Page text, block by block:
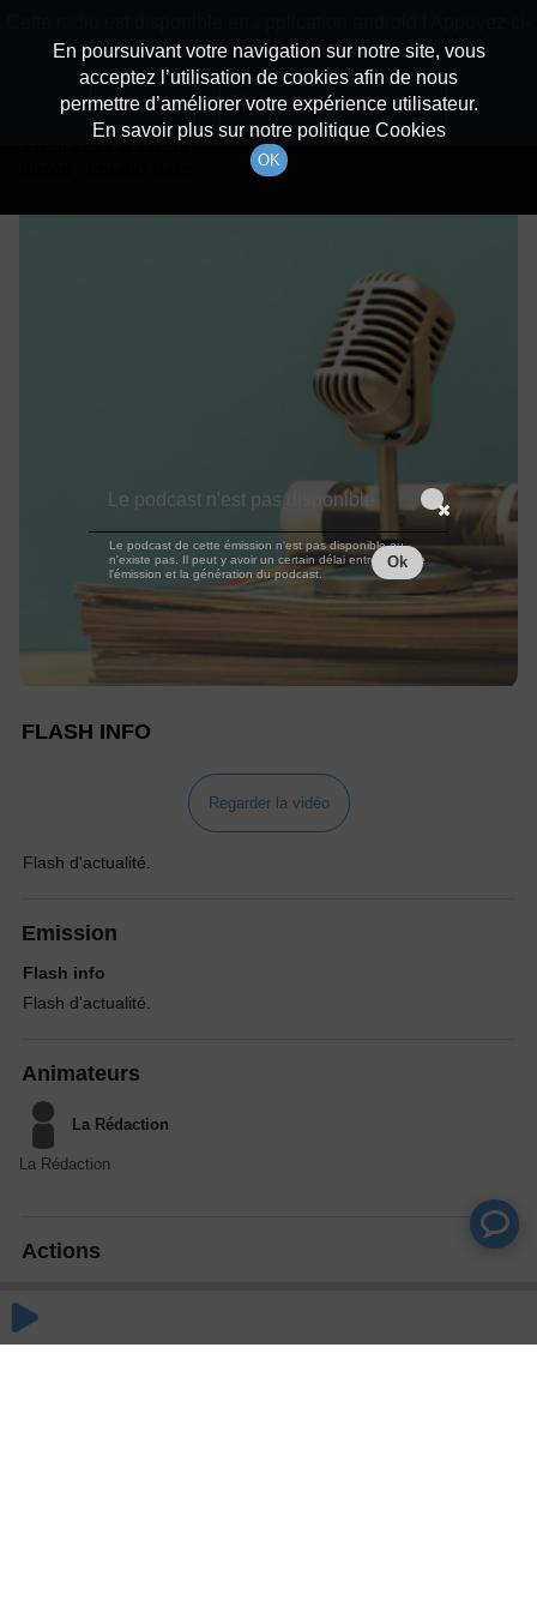
Détails De L'épisode
à 11h59
FLASH INFO
Regarder la vidéo
Flash d'actualité.
Emission
Flash info
Flash d'actualité.
Animateurs
La Rédaction
La Rédaction
Actions
En poursuivant votre navigation sur notre site, vous
acceptez l’utilisation de cookies afin de nous
permettre d’améliorer votre expérience utilisateur.
En savoir plus sur notre politique Cookies
OK
dessous pour l'installer.
Non merci Télécharger l'application
Le podcast n'est pas disponible
Le podcast de cette émission n'est pas disponible ou
n'existe pas. Il peut y avoir un certain délai entre la fin de
l'émission et la génération du podcast.
Ok